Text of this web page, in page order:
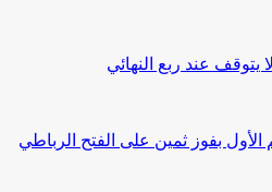
عند ربع النهائي
بفوز ثمين على الفتح الرباطي